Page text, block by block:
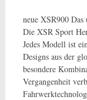
neue XSR900
Die XSR Sport
Jedes Modell ist
Designs aus der
besondere
Vergangenheit